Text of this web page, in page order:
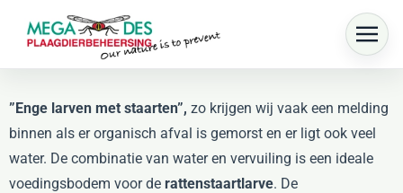
Skip to main content
”Enge larven met staarten”, zo krijgen wij vaak een melding
binnen als er organisch afval is gemorst en er ligt ook veel
water. De combinatie van water en vervuiling is een ideale
voedingsbodem voor de rattenstaartlarve. De